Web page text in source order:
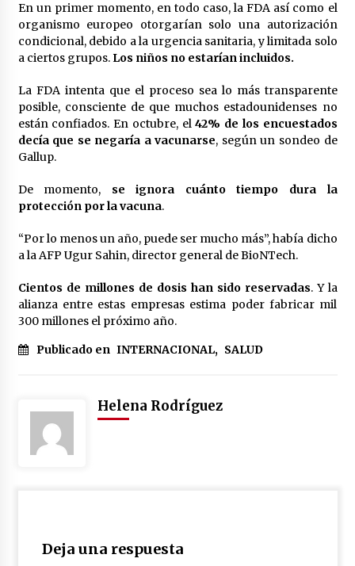
En un primer momento, en todo caso, la FDA así como el
organismo europeo otorgarían solo una autorización
condicional, debido a la urgencia sanitaria, y limitada solo
a ciertos grupos. Los niños no estarían incluidos.
La FDA intenta que el proceso sea lo más transparente
posible, consciente de que muchos estadounidenses no
están confiados. En octubre, el42% de los encuestados
decía que se negaría a vacunarse, según un sondeo de
Gallup.
De momento, se ignora cuánto tiempo dura la
protección por la vacuna.
“Por lo menos un año, puede ser mucho más”, había dicho
a la AFP Ugur Sahin, director general de BioNTech.
Cientos de millones de dosis han sido reservadas. Y la
alianza entre estas empresas estima poder fabricar mil
300 millones el próximo año.
Publicado en INTERNACIONAL, SALUD
Helena Rodríguez
Deja una respuesta